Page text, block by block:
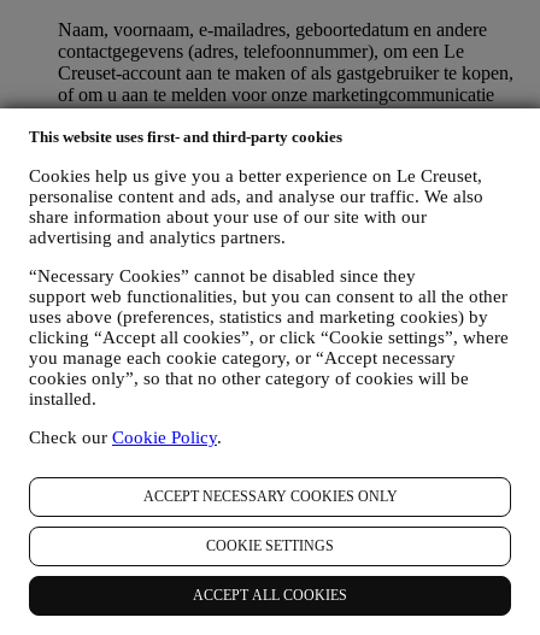
This website uses first- and third-party cookies
Cookies help us give you a better experience on Le Creuset,
personalise content and ads, and analyse our traffic. We also
share information about your use of our site with our
advertising and analytics partners.
“Necessary Cookies” cannot be disabled since they
support web functionalities, but you can consent to all the other
uses above (preferences, statistics and marketing cookies) by
clicking “Accept all cookies”, or click “Cookie settings”, where
you manage each cookie category, or “Accept necessary
cookies only”, so that no other category of cookies will be
installed.
Check our Cookie Policy.
ACCEPT NECESSARY COOKIES ONLY
COOKIE SETTINGS
ACCEPT ALL COOKIES
Naam, voornaam, e-mailadres, geboortedatum en andere
contactgegevens (adres, telefoonnummer), om een Le
Creuset-account aan te maken of als gastgebruiker te kopen,
of om u aan te melden voor onze marketingcommunicatie
uw aankoopgegevens, bijvoorbeeld datum en tijdstip van
voor het beheer van uw bestellingen;
gegevens over uw online browsegeschiedenis (bv. online-
identificatienummers - zoals uw IP-adres, browserversie,
besturingssysteem, duur van het bezoek, terugkerende
gebruiker, geografische oorsprong), verzameld tijdens uw
bezoeken aan de Website (ongeacht of u een geregistreerde
gebruiker bent of niet), door gebruik te maken van logs en/of
traceringstechnologieën zoals “cookies” (voor informatie over
het verzamelen van gegevens door middel van cookies, zie
ons Cookiebeleid, ter verbetering van onze diensten en
advertenties, of voor onze statistische analyse; in de meeste
van deze technische informatie.
ons (bijvoorbeeld uw berichten, chats, berichten op sociale
media, e-mails of telefoontjes).
De persoonsgegevens die van u worden verzameld wanneer u de
Website gebruikt of anderszins persoonlijk identificeerbare
informatie verstrekt, zijn op die manier beschermd en u hebt de
privacyrechten die in paragraaf 8 hieronder worden uitgelegd.